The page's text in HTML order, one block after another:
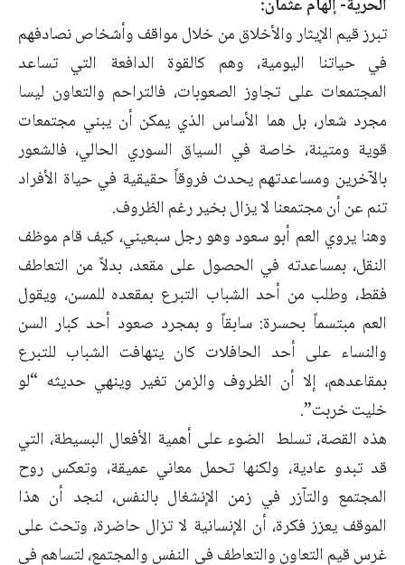
الحرية- إلهام عثمان:
تبرز قيم الإيثار والأخلاق من خلال مواقف وأشخاص نصادفهم
في حياتنا اليومية، وهم كالقوة الدافعة التي تساعد
المجتمعات على تجاوز الصعوبات، فالتراحم والتعاون ليسا
مجرد شعار، بل هما الأساس الذي يمكن أن يبني مجتمعات
قوية ومتينة، خاصة في السياق السوري الحالي، فالشعور
بالآخرين ومساعدتهم يحدث فروقاً حقيقية في حياة الأفراد
تنم عن أن مجتمعنا لا يزال بخير رغم الظروف.
وهنا يروي العم أبو سعود وهو رجل سبعيني، كيف قام موظف
النقل، بمساعدته في الحصول على مقعد، بدلاً من التعاطف
فقط، وطلب من أحد الشباب التبرع بمقعده للمسن، ويقول
العم مبتسماً بحسرة: سابقاً و بمجرد صعود أحد كبار السن
والنساء على أحد الحافلات كان يتهافت الشباب للتبرع
بمقاعدهم، إلا أن الظروف والزمن تغير وينهي حديثه “لو
خليت خربت”.
هذه القصة، تسلط الضوء على أهمية الأفعال البسيطة، التي
قد تبدو عادية، ولكنها تحمل معاني عميقة، وتعكس روح
المجتمع والتآزر في زمن الإنشغال بالنفس، لنجد أن هذا
الموقف يعزز فكرة، أن الإنسانية لا تزال حاضرة، وتحث على
غرس قيم التعاون والتعاطف في النفس والمجتمع، لتساهم في